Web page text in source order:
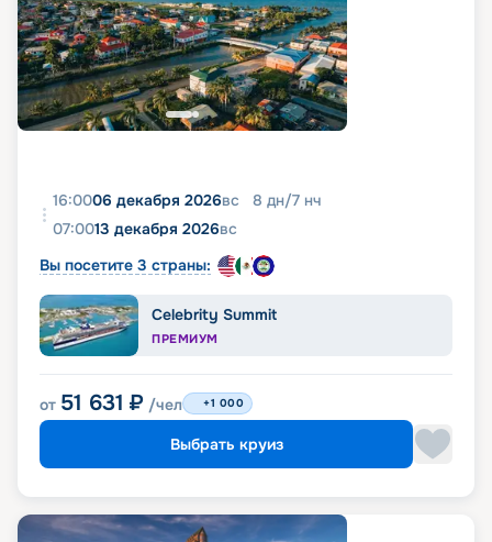
16:0006 декабря 2026вс 8 дн/7 нч
07:0013 декабря 2026вс
Вы посетите 3 страны:
Celebrity Summit
ПРЕМИУМ
от 51 631 ₽ /чел +1 000
Выбрать круиз